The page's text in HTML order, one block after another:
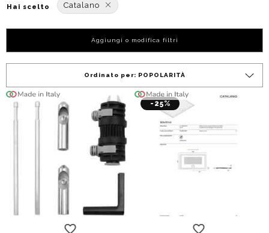
Hai scelto Catalano
Aggiungi o modifica filtri
Ordinato per: POPOLARITÀ
-25%